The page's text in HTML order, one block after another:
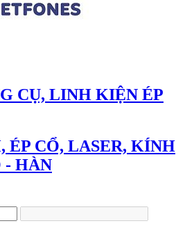
CỤ, LINH KIỆN ÉP
ÉP CỔ, LASER, KÍNH
- HÀN